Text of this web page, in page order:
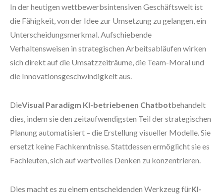
In der heutigen wettbewerbsintensiven Geschäftswelt ist
die Fähigkeit, von der Idee zur Umsetzung zu gelangen, ein
Unterscheidungsmerkmal. Aufschiebende
Verhaltensweisen in strategischen Arbeitsabläufen wirken
sich direkt auf die Umsatzzeiträume, die Team-Moral und
die Innovationsgeschwindigkeit aus.
DieVisual Paradigm KI-betriebenen Chatbotbehandelt
dies, indem sie den zeitaufwendigsten Teil der strategischen
Planung automatisiert – die Erstellung visueller Modelle. Sie
ersetzt keine Fachkenntnisse. Stattdessen ermöglicht sie es
Fachleuten, sich auf wertvolles Denken zu konzentrieren.
Dies macht es zu einem entscheidenden Werkzeug fürKI-